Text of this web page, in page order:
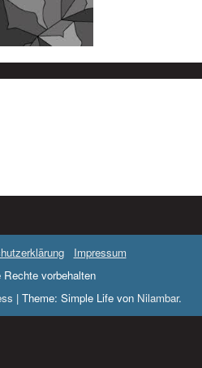
Impressum
vorbehalten
| Theme: Simple Life von Nilambar.